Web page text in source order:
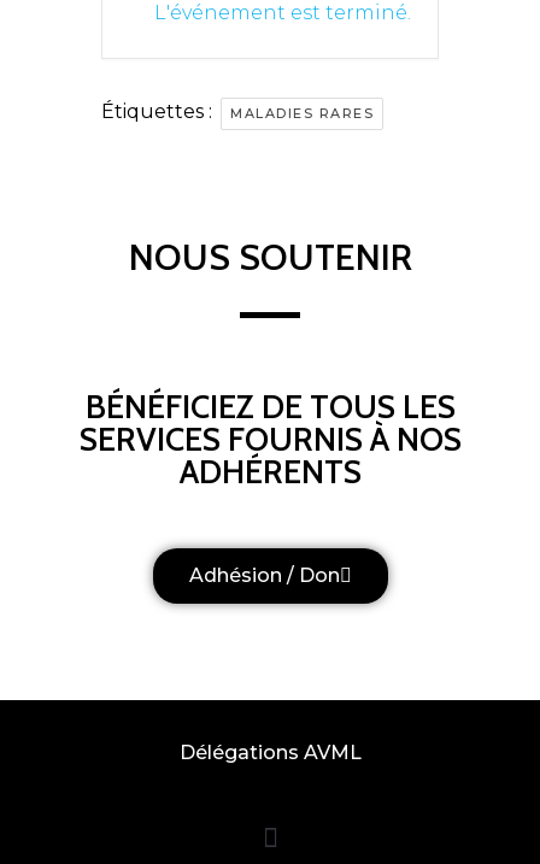
L'événement est terminé.
Étiquettes : MALADIES RARES
NOUS SOUTENIR
BÉNÉFICIEZ DE TOUS LES
SERVICES FOURNIS À NOS
ADHÉRENTS
Adhésion / Don
Délégations AVML